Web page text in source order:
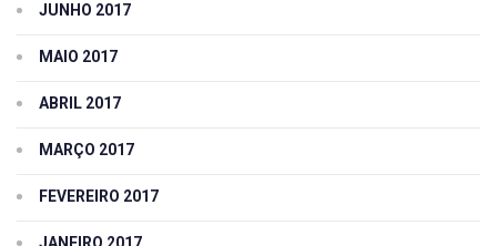
JUNHO 2017
MAIO 2017
ABRIL 2017
MARÇO 2017
FEVEREIRO 2017